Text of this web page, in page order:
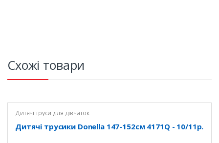
Схожі товари
Дитячі труси для дівчаток
Дитячі трусики Donella 147-152см 4171Q - 10/11р.